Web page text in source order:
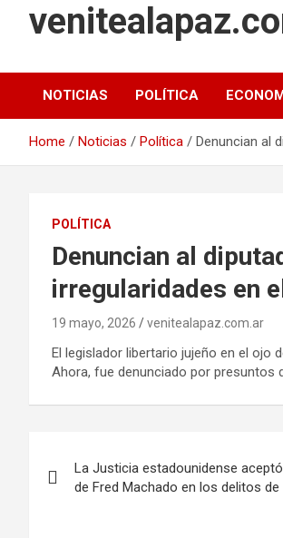
NOTICIAS POLÍTICA
Home Noticias Política Denuncian al
POLÍTICA
Denuncian al
irregularidades en
19 mayo, 2026 venitealapaz.com.ar
El legislador libertario jujeño en el ojo
Ahora, fue denunciado por presuntos
de
La Justicia estadounidense
de Fred Machado en los delitos